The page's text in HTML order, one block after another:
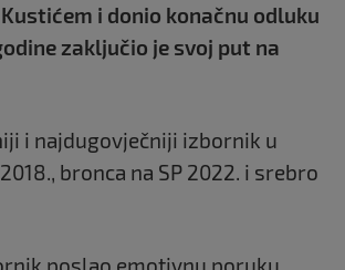
i donio konačnu odluku
zaključio je svoj put na
i najdugovječniji izbornik u
bronca na SP 2022. i srebro